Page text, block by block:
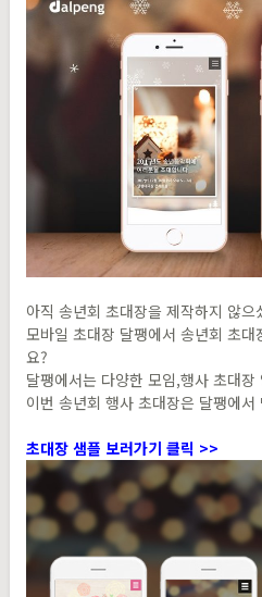
아직 송년회 초대장을 제작하지 않으
모바일 초대장 달팽에서 송년회 초
요?
달팽에서는 다양한 모임,행사 초대
이번 송년회 행사 초대장은 달팽에서
초대장 샘플 보러가기 클릭 >>